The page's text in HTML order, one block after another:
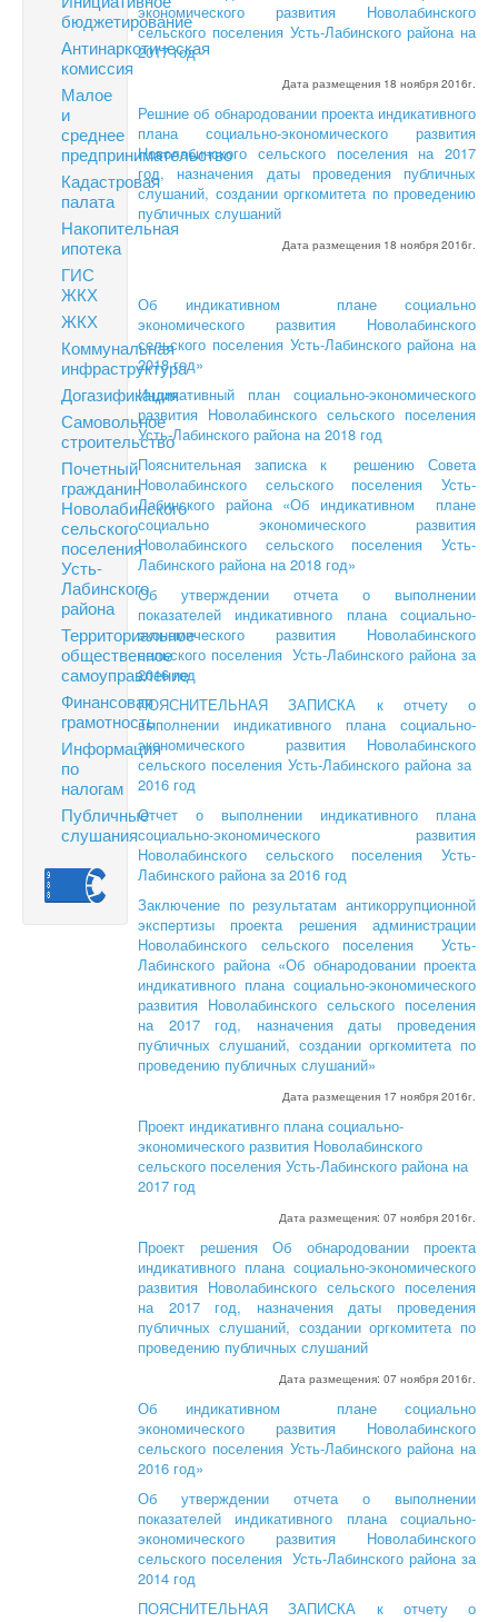
бюджетирование
Антинаркотическая
комиссия
Малое
и
среднее
предпринимательство
Кадастровая
палата
Накопительная
ипотека
ГИС
ЖКХ
ЖКХ
Коммунальная
инфраструктура
Догазификация
Самовольное
строительство
Почетный
гражданин
Новолабинского
сельского
поселения
Усть-
Лабинского
района
Территориальное
общественное
самоуправление
Финансовая
грамотность
Информация
по
налогам
Публичные
слушания
экономического развития Новолабинского
сельского поселения Усть-Лабинского района на
2017 год
Дата размещения 18 ноября 2016г.
Решние об обнародовании проекта индикативного
плана социально-экономического развития
Новолабинского сельского поселения на 2017
год, назначения даты проведения публичных
слушаний, создании оргкомитета по проведению
публичных слушаний
Дата размещения 18 ноября 2016г.
Об индикативном плане социально
экономического развития Новолабинского
сельского поселения Усть-Лабинского района на
2018 год»
Индикативный план социально-экономического
развития Новолабинского сельского поселения
Усть-Лабинского района на 2018 год
Пояснительная записка к решению Совета
Новолабинского сельского поселения Усть-
Лабинского района «Об индикативном плане
социально экономического развития
Новолабинского сельского поселения Усть-
Лабинского района на 2018 год»
Об утверждении отчета о выполнении
показателей индикативного плана социально-
экономического развития Новолабинского
сельского поселения Усть-Лабинского района за
2016 год
ПОЯСНИТЕЛЬНАЯ ЗАПИСКА к отчету о
выполнении индикативного плана социально-
экономического развития Новолабинского
сельского поселения Усть-Лабинского района за
2016 год
Отчет о выполнении индикативного плана
социально-экономического развития
Новолабинского сельского поселения Усть-
Лабинского района за 2016 год
Заключение по результатам антикоррупционной
экспертизы проекта решения администрации
Новолабинского сельского поселения Усть-
Лабинского района «Об обнародовании проекта
индикативного плана социально-экономического
развития Новолабинского сельского поселения
на 2017 год, назначения даты проведения
публичных слушаний, создании оргкомитета по
проведению публичных слушаний»
Дата размещения 17 ноября 2016г.
Проект индикативнго плана социально-
экономического развития Новолабинского
сельского поселения Усть-Лабинского района на
2017 год
Дата размещения: 07 ноября 2016г.
Проект решения Об обнародовании проекта
индикативного плана социально-экономического
развития Новолабинского сельского поселения
на 2017 год, назначения даты проведения
публичных слушаний, создании оргкомитета по
проведению публичных слушаний
Дата размещения: 07 ноября 2016г.
Об индикативном плане социально
экономического развития Новолабинского
сельского поселения Усть-Лабинского района на
2016 год»
Об утверждении отчета о выполнении
показателей индикативного плана социально-
экономического развития Новолабинского
сельского поселения Усть-Лабинского района за
2014 год
ПОЯСНИТЕЛЬНАЯ ЗАПИСКА к отчету о